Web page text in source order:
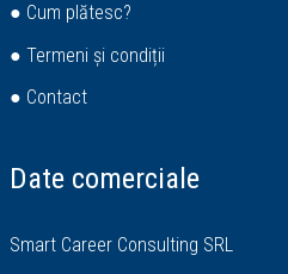
● Cum plătesc?
● Termeni și condiții
● Contact
Date comerciale
Smart Career Consulting SRL